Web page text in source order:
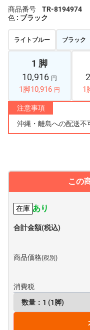
商品番号
TR-8194974
色 : ブラック
ライトブルー ブラック
1 脚
10,916 円
1脚10,916 円 1
注意事項
沖縄・離島への配送不
この
在庫 あり
合計金額(税込)
商品価格(税別)
消費税